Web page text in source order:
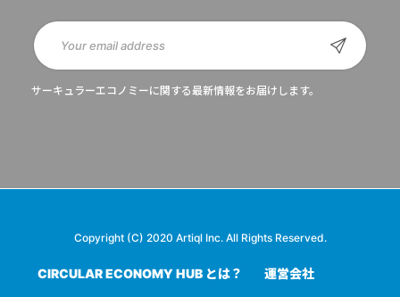
サーキュラーエコノミーに関する最新情報をお届けします。
Copyright (C) 2020 Artiql Inc. All Rights Reserved.
CIRCULAR ECONOMY HUB とは？ 運営会社